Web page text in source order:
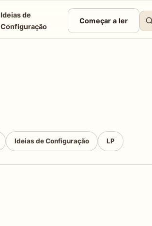
Ideias de
Configuração
Começar a ler
Ideias de Configuração LP